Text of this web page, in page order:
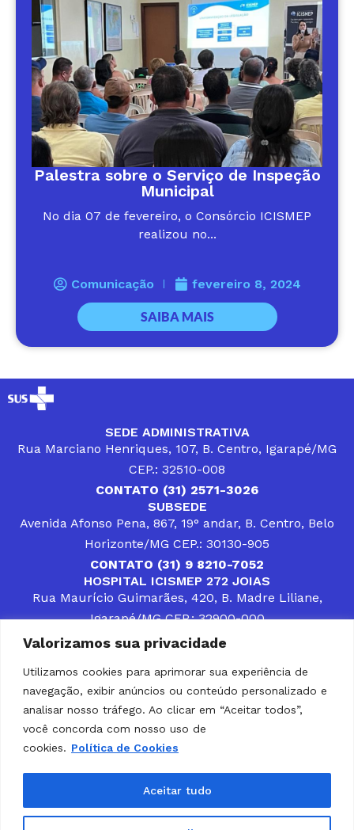
Valorizamos sua privacidade
Utilizamos cookies para aprimorar sua experiência de
navegação, exibir anúncios ou conteúdo personalizado e
analisar nosso tráfego. Ao clicar em “Aceitar todos”,
você concorda com nosso uso de
cookies. Política de Cookies
Aceitar tudo
Palestra sobre o Serviço de Inspeção
Municipal
No dia 07 de fevereiro, o Consórcio ICISMEP
realizou no...
Comunicação fevereiro 8, 2024
SAIBA MAIS
SEDE ADMINISTRATIVA
Rua Marciano Henriques, 107, B. Centro, Igarapé/MG
CEP.: 32510-008
CONTATO (31) 2571-3026
SUBSEDE
Avenida Afonso Pena, 867, 19° andar, B. Centro, Belo
Horizonte/MG CEP.: 30130-905
CONTATO (31) 9 8210-7052
HOSPITAL ICISMEP 272 JOIAS
Rua Maurício Guimarães, 420, B. Madre Liliane,
Igarapé/MG CEP.: 32900-000
CONTATOS (31) 3512-4400 ou (31) 9 8309-8660
DESENVOLVER SOLUÇÕES, AÇÕES E SERVIÇOS
PÚBLICOS QUE COMPLEMENTEM A ASSISTÊNCIA À
POPULAÇÃO DA REGIÃO EM QUE ATUA, SENDO
PARCEIRO DOS MUNICÍPIOS CONSORCIADOS NA
SOLUÇÃO DE DIFICULDADES ENFRENTADAS POR
GESTORES MUNICIPAIS, É O COMPROMISSO DO
ICISMEP.
Home Institucional Municípios
Portal da Integridade
LGPD